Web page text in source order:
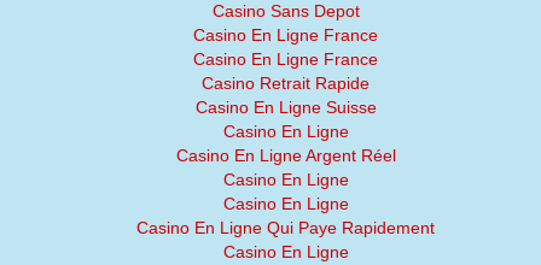
Casino Sans Depot
Casino En Ligne France
Casino En Ligne France
Casino Retrait Rapide
Casino En Ligne Suisse
Casino En Ligne
Casino En Ligne Argent Réel
Casino En Ligne
Casino En Ligne
Casino En Ligne Qui Paye Rapidement
Casino En Ligne